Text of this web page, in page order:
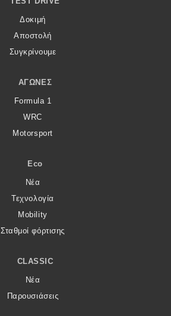
Δοκιμή
Αποστολή
Συγκρίνουμε
ΑΓΏΝΕΣ
Formula 1
WRC
Motorsport
Eco
Νέα
Τεχνολογία
Mobility
Σταθμοί φόρτισης
CLASSIC
Νέα
Παρουσιάσεις